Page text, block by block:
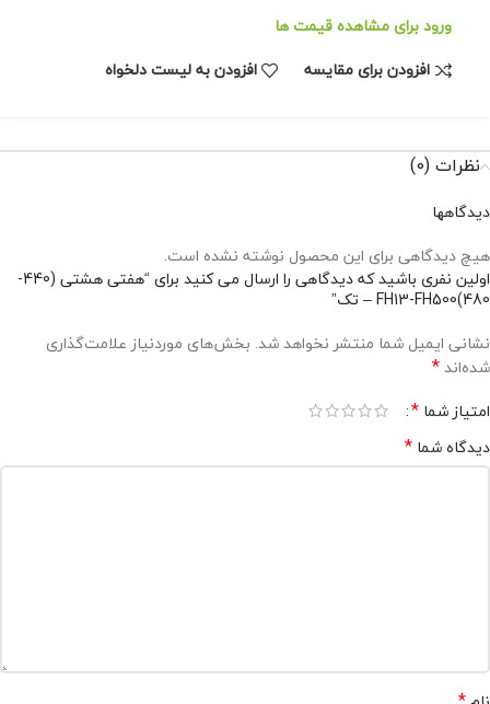
ورود برای مشاهده قیمت ها
افزودن برای مقایسه
افزودن به لیست دلخواه
نظرات (0)
دیدگاهها
هیچ دیدگاهی برای این محصول نوشته نشده است.
اولین نفری باشید که دیدگاهی را ارسال می کنید برای “هفتی هشتی (440-
480)FH13-FH500 – تک”
نشانی ایمیل شما منتشر نخواهد شد. بخش‌های موردنیاز علامت‌گذاری
شده‌اند*
امتیاز شما *
دیدگاه شما *